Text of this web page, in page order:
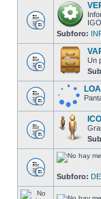
Subforo:
Un
Subforo: